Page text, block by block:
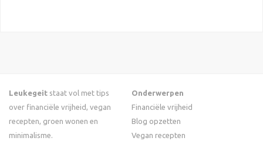
Leukegeit staat vol met tips
over financiële vrijheid, vegan
recepten, groen wonen en
minimalisme.
Onderwerpen
Financiële vrijheid
Blog opzetten
Vegan recepten